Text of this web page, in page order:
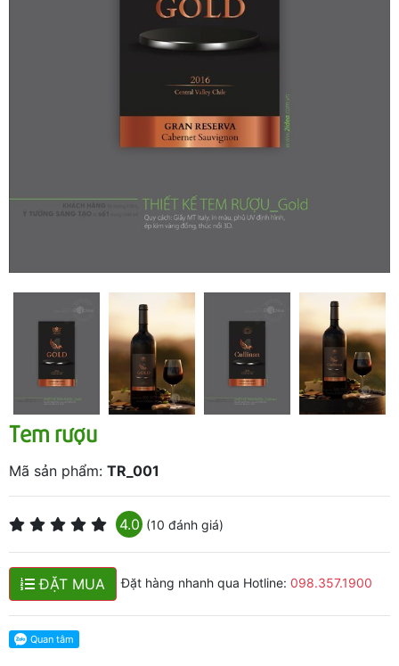
Tem rượu
Mã sản phẩm: TR_001
4.0 (10 đánh giá)
ĐẶT MUA Đặt hàng nhanh qua Hotline: 098.357.1900